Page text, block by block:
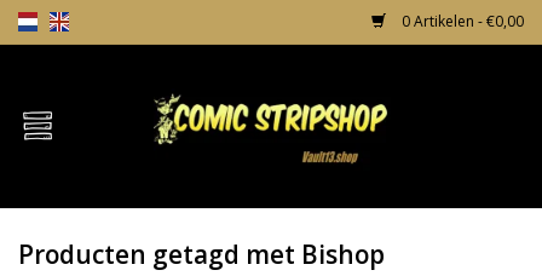
0 Artikelen - €0,00
Home
TPB's
Producten getagd met Bishop